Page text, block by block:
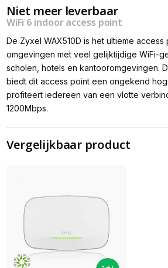
Niet meer leverbaar
WiFi 6 indoor access point
De Zyxel WAX510D is het ultieme
omgevingen met veel gelijktijdige WiFi-
scholen, hotels en kantooromgevingen.
biedt dit access point een ongekend
profiteert iedereen van een vlotte
1200Mbps.
Vergelijkbaar product